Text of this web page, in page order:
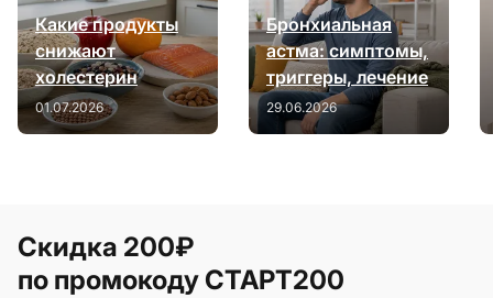
Какие продукты
снижают
холестерин
01.07.2026
Бронхиальная
астма: симптомы,
триггеры, лечение
29.06.2026
Скидка 200₽
по промокоду СТАРТ200